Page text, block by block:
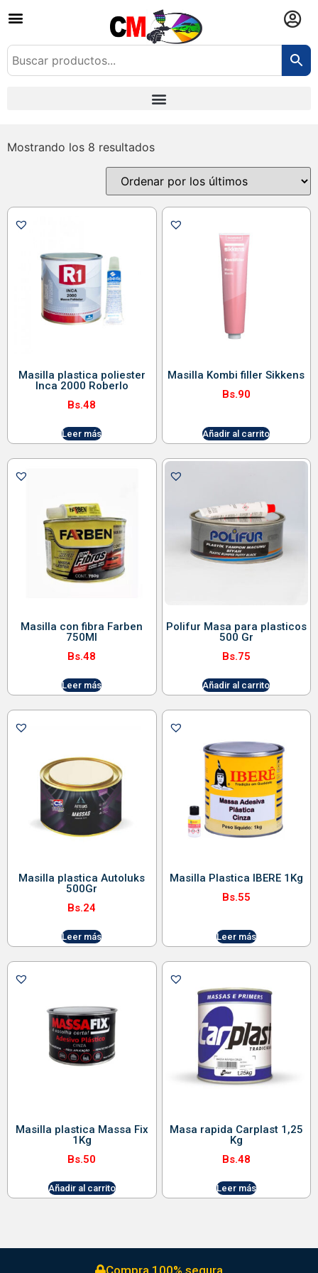
Mostrando los 8 resultados
Masilla plastica poliester
Inca 2000 Roberlo
Bs.48
Leer más
Masilla Kombi filler Sikkens
Bs.90
Añadir al carrito
Masilla con fibra Farben
750Ml
Bs.48
Leer más
Polifur Masa para plasticos
500 Gr
Bs.75
Añadir al carrito
Masilla plastica Autoluks
500Gr
Bs.24
Leer más
Masilla Plastica IBERE 1Kg
Bs.55
Leer más
Masilla plastica Massa Fix
1Kg
Bs.50
Añadir al carrito
Masa rapida Carplast 1,25
Kg
Bs.48
Leer más